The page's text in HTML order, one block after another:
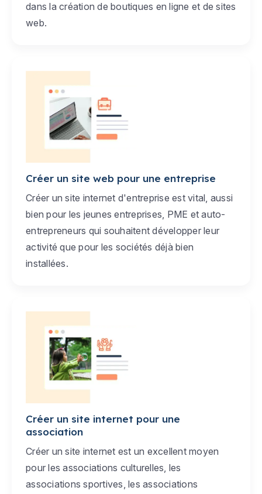
dans la création de boutiques en ligne et de sites
web.
Créer un site web pour une entreprise
Créer un site internet d'entreprise est vital, aussi
bien pour les jeunes entreprises, PME et auto-
entrepreneurs qui souhaitent développer leur
activité que pour les sociétés déjà bien
installées.
Créer un site internet pour une
association
Créer un site internet est un excellent moyen
pour les associations culturelles, les
associations sportives, les associations